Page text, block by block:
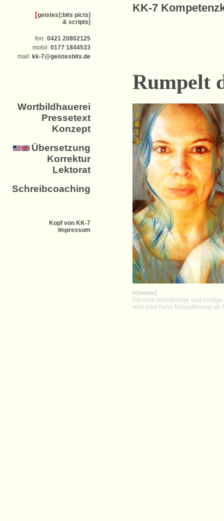
[geistes]:bits picts]
& scripts]
fon: 0421 20802125
mobil: 0177 1844533
mail: kk-7@geistesbits.de
KK-7
Wortbildhauerei
Pressetext
Konzept
Übersetzung
Korrektur
Lektorat
Schreibcoaching
Kopf von KK-7
Impressum
Rumpelt
Hinweis]
Für eine vollständige und
wird eine hohe Bildauflösung ab